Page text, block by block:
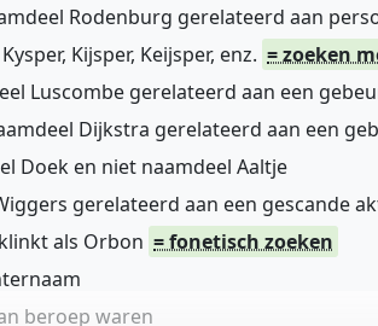
Rodenburg gerelateerd aan
Kijsper, Keijsper, enz. = zoeken
Luscombe gerelateerd aan een
Dijkstra gerelateerd aan een
Doek en niet naamdeel Aaltje
gerelateerd aan een gescande
als Orbon = fonetisch zoeken
beroep waren